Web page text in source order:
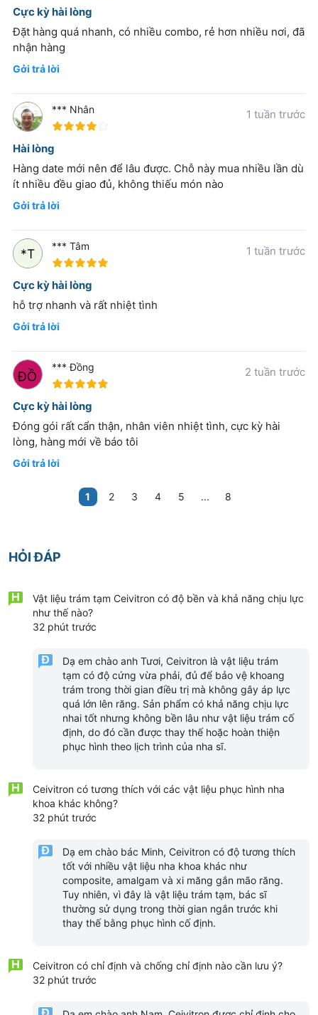
Bác sĩ sẽ cạo sạch phần mô bị tổn thương và mài nhỏ
men răng để giúp giữ miếng trám tốt hơn. Đây cũng là
một trong những bước quan trọng nhất khi trám răng
vi khuẩn sẽ phát triển và răng sẽ không thể lành hẳn.
Bước 3: So màu răng
Quy trình trám răng thẩm mỹ nhất thiết không thể
thiếu bước so màu răng và giúp bác sĩ lựa chọn màu
Bước 4: Đặt khuôn trám hoặc dùng chỉ co nướu
Đối với mép dưới nướu sâu hoặc xoang lớn, chỉ sử
dụng dụng cụ co nướu hoặc đặt miếng trám.
Bước 6: Kiểm tra lại
Sau khi quá trình trám răng trên hoàn tất, bác sĩ sẽ
kiểm tra lại và khắc phục những chỗ bị cộm để bệnh
nhân có thể ăn nhai dễ dàng và thuận tiện hơn.
Bước 7: Hoàn tất quá trình dán răng
trám để đánh giá thẩm mỹ.
Cực kỳ hài lòng
Đặt hàng quá nhanh, có nhiều combo, rẻ hơn nhiều nơi, đã
nhận hàng
Gởi trả lời
*** Nhân 1 tuần trước
Hài lòng
Hàng date mới nên để lâu được. Chỗ này mua nhiều lần dù
ít nhiều đều giao đủ, không thiếu món nào
Gởi trả lời
*** Tâm
1 tuần trước
Cực kỳ hài lòng
hỗ trợ nhanh và rất nhiệt tình
Gởi trả lời
*** Đồng
2 tuần trước
Cực kỳ hài lòng
Đóng gói rất cẩn thận, nhân viên nhiệt tình, cực kỳ hài
lòng, hàng mới về báo tôi
Gởi trả lời
1 2 3 4 5 ... 8
HỎI ĐÁP
Vật liệu trám tạm Ceivitron có độ bền và khả năng chịu lực
như thế nào?
32 phút trước
Dạ em chào anh Tươi, Ceivitron là vật liệu trám
tạm có độ cứng vừa phải, đủ để bảo vệ khoang
trám trong thời gian điều trị mà không gây áp lực
quá lớn lên răng. Sản phẩm có khả năng chịu lực
nhai tốt nhưng không bền lâu như vật liệu trám cố
định, do đó cần được thay thế hoặc hoàn thiện
phục hình theo lịch trình của nha sĩ.
Ceivitron có tương thích với các vật liệu phục hình nha
khoa khác không?
32 phút trước
Dạ em chào bác Minh, Ceivitron có độ tương thích
tốt với nhiều vật liệu nha khoa khác như
composite, amalgam và xi măng gắn mão răng.
Tuy nhiên, vì đây là vật liệu trám tạm, bác sĩ
thường sử dụng trong thời gian ngắn trước khi
thay thế bằng phục hình cố định.
Ceivitron có chỉ định và chống chỉ định nào cần lưu ý?
32 phút trước